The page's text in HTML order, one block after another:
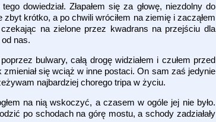
dowiedział. Złapałem się za głowę, niezdolny do
krótko, a po chwili wróciłem na ziemię i zacząłem
na zielone przez kwadrans na przejściu dla
nas.
bulwary, całą drogę widziałem i czułem przed
się wciąż w inne postaci. On sam zaś jedynie
najbardziej chorego tripa w życiu.
na nią wskoczyć, a czasem w ogóle jej nie było.
po schodach na górę mostu, a schody zadziałały